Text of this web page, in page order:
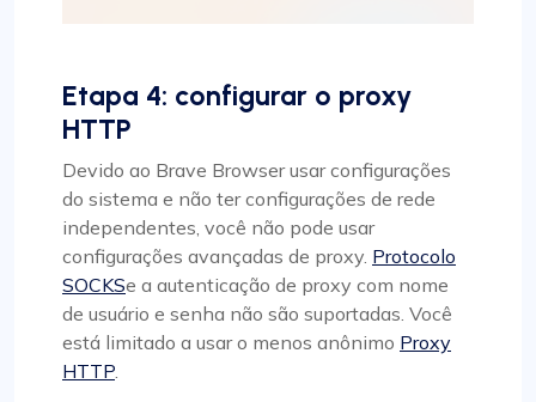
Etapa 4: configurar o proxy
HTTP
Devido ao Brave Browser usar configurações
do sistema e não ter configurações de rede
independentes, você não pode usar
configurações avançadas de proxy. Protocolo
SOCKSe a autenticação de proxy com nome
de usuário e senha não são suportadas. Você
está limitado a usar o menos anônimo Proxy
HTTP